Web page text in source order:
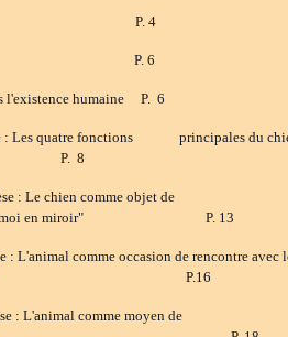
P. 4
P. 6
l'existence humaine P. 6
: Les quatre fonctions principales du
P. 8
: Le chien comme objet de
"moi en miroir" P. 13
: L'animal comme occasion de rencontre avec
de la vie P.16
: L'animal comme moyen de